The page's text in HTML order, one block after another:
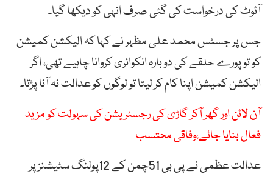
آئوٹ کی درخواست کی گئی صرف انہی کو دیکھا گیا۔
جس پر جسٹس محمد علی مظہر نے کہا کہ الیکشن کمیشن
کو تو پورے حلقے کی دوبارہ انکوائری کروانا چاہیے تھی، اگر
الیکشن کمیشن اپنا کام کر لیتا تو لوگوں کو عدالت نہ آنا پڑتا۔
آن لائن اور گھر آکر گاڑی کی رجسٹریشن کی سہولت کو مزید
فعال بنایا جائے،وفاقی محتسب
عدالت عظمی نے پی بی 51چمن کے 12پولنگ سٹیشنز پر